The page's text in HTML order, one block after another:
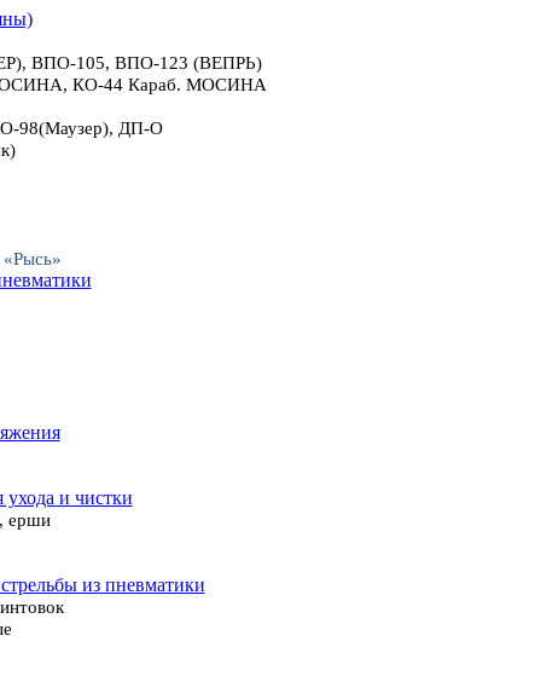
ВПО-105, ВПО-123 (ВЕПРЬ)
КО-44 Караб. МОСИНА
98(Маузер), ДП-О
ухода и чистки
ерши
из пневматики